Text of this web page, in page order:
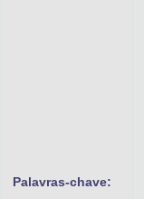
Palavras-chave: